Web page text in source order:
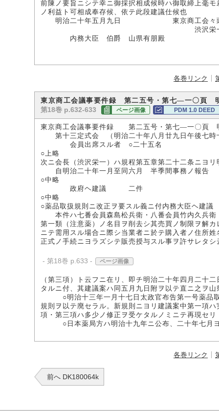
前陳ノ要旨ニシテ幸ニ御採択相成候時ハ御取締上毫
ノ利益ト可相成奉存候、依テ此段建議仕候也
明治二十年五月九日 東京商工会々
渋沢栄
内務大臣 伯爵 山県有朋殿
各巻リンク
東京商工会議事要件録 第二五号・第七―一〇頁
第18巻 p.632-633 ページ画像 PDM 1.0 DEED
東京商工会議事要件録 第二五号・第七―一〇頁
第十三定式会 （明治二十年八月廿九日午後七時
会員出席スル者 ○二十五名
○上略
次ニ会長（渋沢栄一）ハ規程第五章第二十二条ニヨ
自明治二十年一月至同六月 半季間事務ノ報告
○中略
政府ヘ建議 二件
○中略
○薬品取扱規則ニ改正ヲ要スル義ニ付内務大臣ヘ建議
本件ハ七番会員森島松兵衛・八番会員竹内久兵衛
第一類（注意薬）ノ名目ヲ削去シ其売買ノ制限ヲ解
ニテ需用スル場合ニ際シ当業者ニ於テ購入者ノ住所
正式ノ手続ニヨラズシテ販売授与スル事ヲ許サレタ
- 第18巻 p.633 - ページ画像
（第三項）ト云フニ在リ、即チ明治二十年四月二十
タルニ付、其建議案ハ同五月九日附ヲ以テ直ニ之ヲ
○明治十三年一月十七日太政官布告第一号薬品取
規則ヲ以テ廃セラル。新規則ニヨリ建議案中第一項
項・第三項ハ多少ノ修正ヲ受ケタルノミニテ再現セ
○日本薬局方ハ明治十九年ニ公布、二十年七月ヨ
各巻リンク
前へ DK180064k